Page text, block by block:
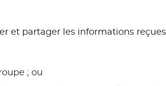
et partager les informations
; ou